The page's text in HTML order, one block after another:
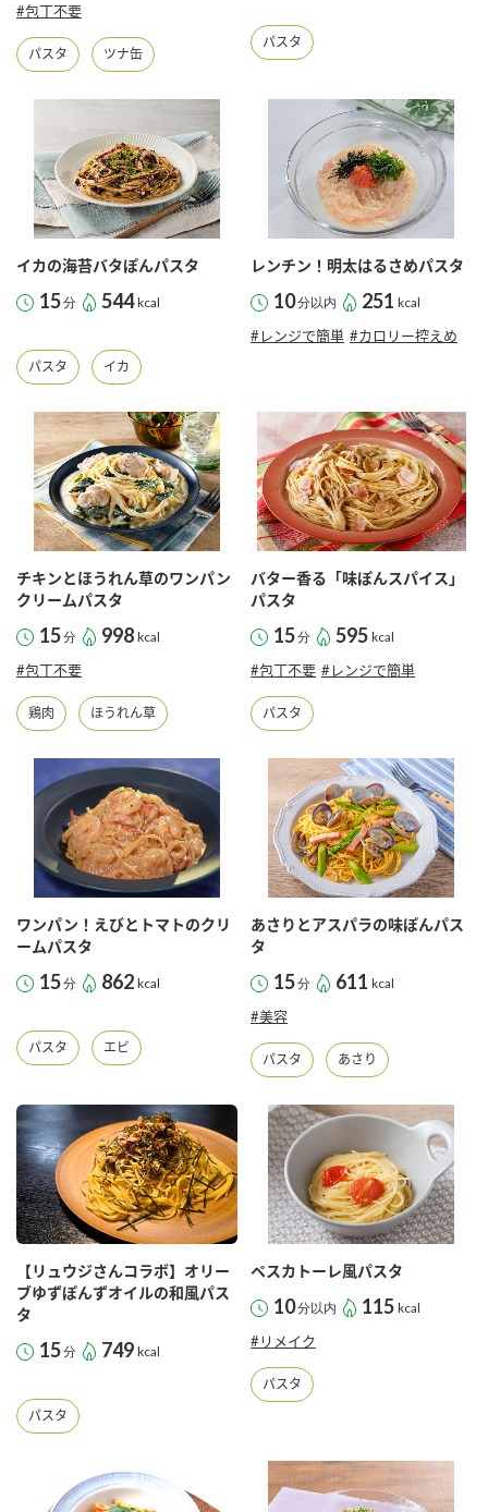
納豆の豆知識
鍋奉行マニュアル
ミツカンのCM
ロングセラー商品 ＋ おすすめレシピ
人気商品 ＋ おすすめレシピ
キッザニア東京「ぽん酢工房」
ミツカン公式通販
検索
ミツカングループについて 製造所固有記号一覧
#包丁不要
パスタ ツナ缶
パスタ
イカの海苔バタぽんパスタ
15分 544 kcal
パスタ イカ
レンチン！明太はるさめパスタ
10分以内 251 kcal
#レンジで簡単 #カロリー控えめ
チキンとほうれん草のワンパン
クリームパスタ
15分 998 kcal
#包丁不要
鶏肉 ほうれん草
バター香る「味ぽんスパイス」
パスタ
15分 595 kcal
#包丁不要 #レンジで簡単
パスタ
ワンパン！えびとトマトのクリ
ームパスタ
15分 862 kcal
パスタ エビ
あさりとアスパラの味ぽんパス
タ
15分 611 kcal
#美容
パスタ あさり
【リュウジさんコラボ】オリー
ブゆずぽんずオイルの和風パス
タ
15分 749 kcal
パスタ
ペスカトーレ風パスタ
10分以内 115 kcal
#リメイク
パスタ